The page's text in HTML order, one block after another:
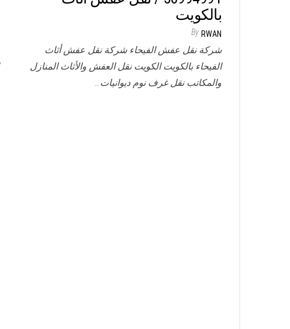
بالكويت
By RWAN
شركة نقل عفش الفيحاء شركة نقل عفش أثاث
الفيحاء بالكويت الكويت نقل العفش والأثاث المنازل
والمكاتب نقل غرف نوم ديوانيات…